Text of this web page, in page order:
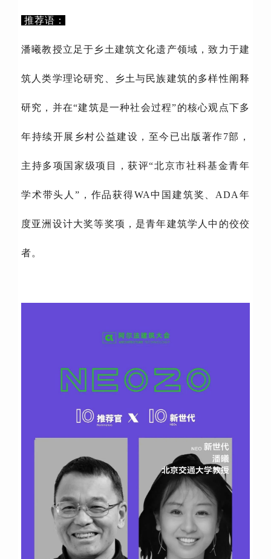
推荐语：
潘曦教授立足于乡土建筑文化遗产领域，致力于建
筑人类学理论研究、乡土与民族建筑的多样性阐释
研究，并在“建筑是一种社会过程”的核心观点下多
年持续开展乡村公益建设，至今已出版著作7部，
主持多项国家级项目，获评“北京市社科基金青年
学术带头人”，作品获得WA中国建筑奖、ADA年
度亚洲设计大奖等奖项，是青年建筑学人中的佼佼
者。